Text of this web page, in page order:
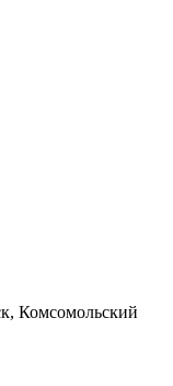
Комсомольский